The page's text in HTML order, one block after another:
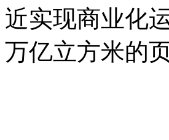
近实现商业化
万亿立方米的